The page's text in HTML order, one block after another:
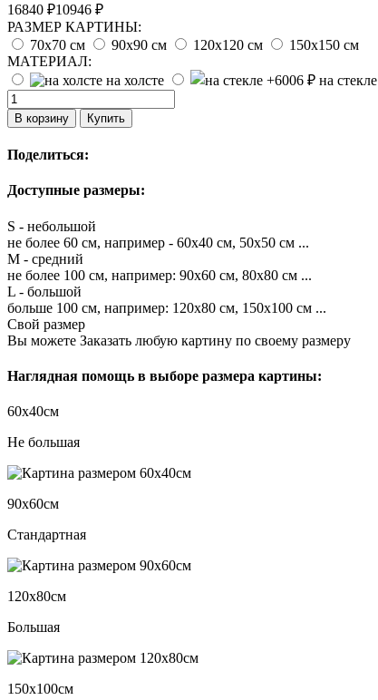
16840 ₽10946 ₽
РАЗМЕР КАРТИНЫ:
70х70 см
90х90 см 120х120 см
150х150 см
МАТЕРИАЛ:
на холсте
на стекле
В корзину Купить
Поделиться:
Доступные размеры:
S - небольшой
не более 60 см, например - 60х40 см, 50х50 см ...
M - средний
не более 100 см, например: 90х60 см, 80х80 см ...
L - большой
больше 100 см, например: 120х80 см, 150х100 см ...
Свой размер
Вы можете Заказать любую картину по своему размеру
Наглядная помощь в выборе размера картины:
60х40см
Не большая
90х60см
Стандартная
120х80см
Большая
150х100см